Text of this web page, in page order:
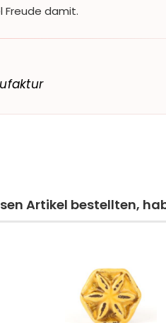
Freude damit.
Artikel bestellten,